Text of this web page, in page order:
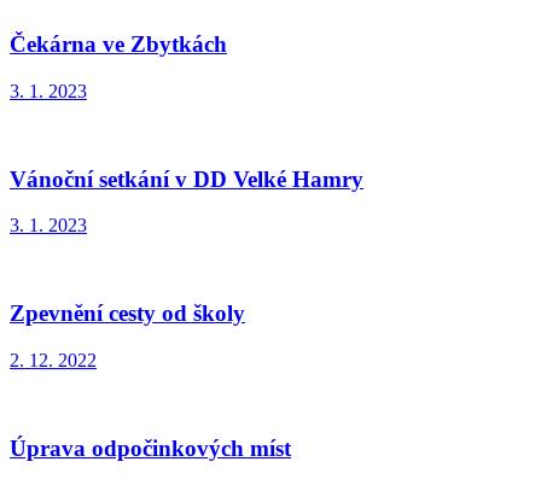
Čekárna ve Zbytkách
3. 1. 2023
Vánoční setkání v DD Velké Hamry
3. 1. 2023
Zpevnění cesty od školy
2. 12. 2022
Úprava odpočinkových míst